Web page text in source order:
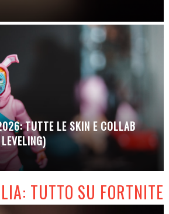
TUTTE LE SKIN E COLLAB
TUTTO SU FORTNITE